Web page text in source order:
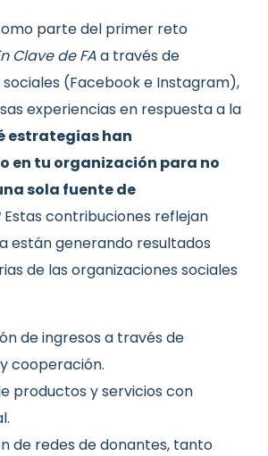
parte del primer reto
Clave de FAa través de
(Facebook e Instagram),
experiencias en respuesta a la
estrategias han
en tu organización para no
sola fuente de
Estas contribuciones reflejan
están generando resultados
de las organizaciones sociales
de ingresos a través de
cooperación.
productos y servicios con
de redes de donantes, tanto